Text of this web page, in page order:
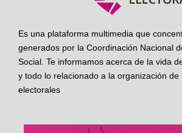
Es una plataforma multimedia que
generados por la Coordinación Nacional
Social. Te informamos acerca de la vida
y todo lo relacionado a la organización de
electorales